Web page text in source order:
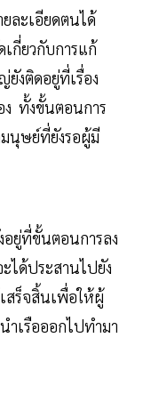
ละเอียดตนได้
กี่ยวกับการแก้
งติดอยู่ที่เรื่อง
ง ทั้งขั้นตอนการ
นุษย์ที่ยังรอผู้มี
อยู่ที่ขั้นตอนการลง
ได้ประสานไปยัง
สร็จสิ้นเพื่อให้ผู้
ำเรือออกไปทำมา